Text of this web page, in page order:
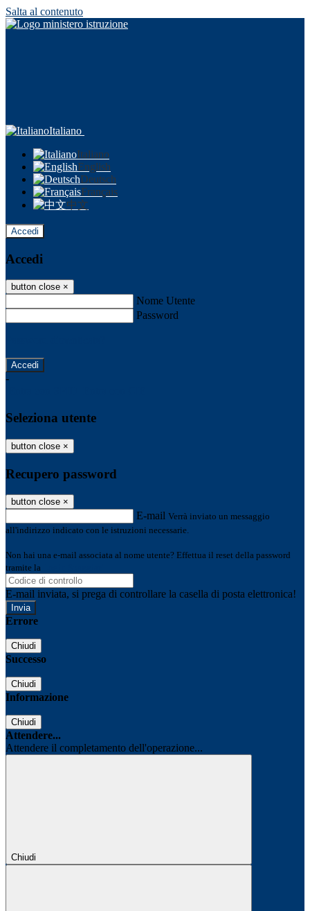
Salta al contenuto
Italiano
Italiano
English
Deutsch
Français
中文
Accedi
Accedi
button close ×
Nome Utente
Password
-
Seleziona utente
button close ×
Recupero password
button close ×
E-mail Verrà inviato un messaggio
all'indirizzo indicato con le istruzioni necessarie.
Non hai una e-mail associata al nome utente? Effettua il reset della password
tramite la
E-mail inviata, si prega di controllare la casella di posta elettronica!
Errore
Chiudi
Successo
Chiudi
Informazione
Chiudi
Attendere...
Attendere il completamento dell'operazione...
Chiudi